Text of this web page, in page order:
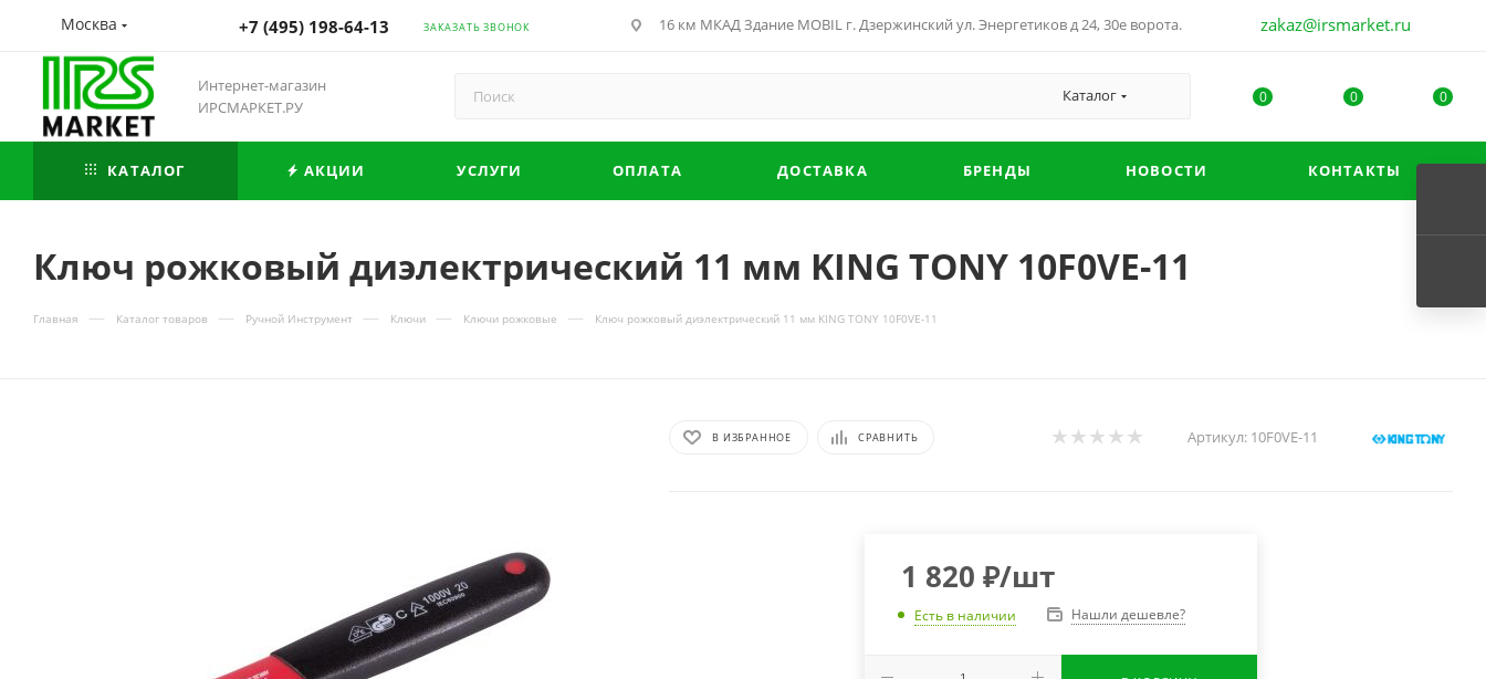
Москва +7 (495) 198-64-13 ЗАКАЗАТЬ ЗВОНОК 16 км МКАД Здание MOBIL г. Дзержинский ул. Энергетиков д 24, 30е ворота. zakaz@irsmarket.ru
Интернет-магазин
ИРСМАРКЕТ.РУ
Каталог 0 0 0
КАТАЛОГ АКЦИИ УСЛУГИ ОПЛАТА ДОСТАВКА БРЕНДЫ НОВОСТИ КОНТАКТЫ
Ключ рожковый диэлектрический 11 мм KING TONY 10F0VE-11
Главная — Каталог товаров — Ручной Инструмент — Ключи — Ключи рожковые — Ключ рожковый диэлектрический 11 мм KING TONY 10F0VE-11
В ИЗБРАННОЕ СРАВНИТЬ Артикул: 10F0VE-11
1 820 ₽/шт
Есть в наличии Нашли дешевле?